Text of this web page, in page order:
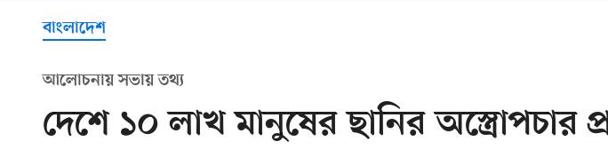
বাংলাদেশ
আলোচনায় সভায় তথ্য
দেশে ১০ লাখ মানুষের ছানির অস্ত্রোপচার